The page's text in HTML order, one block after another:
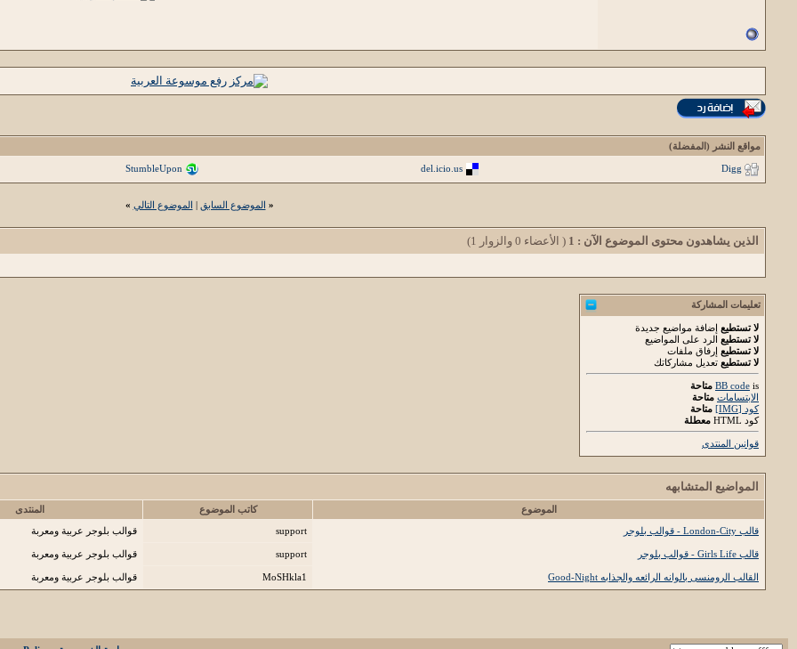
مواقع النشر (المفضلة)
Digg
del.icio.us
StumbleUpon
« الموضوع السابق | الموضوع التالي »
الذين يشاهدون محتوى الموضوع الآن : 1 ( الأعضاء 0 والزوار 1)
تعليمات المشاركة
لا تستطيع إضافة مواضيع جديدة
لا تستطيع الرد على المواضيع
لا تستطيع إرفاق ملفات
لا تستطيع تعديل مشاركاتك
BB code is
متاحة
الابتسامات متاحة
كود [IMG]
متاحة
كود HTML
معطلة
قوانين المنتدى
المواضيع المتشابهه
الموضوع كاتب الموضوع المنتدى
قالب London-City - قوالب بلوجر
support قوالب بلوجر عربية ومعربة
قالب Girls Life - قوالب بلوجر support قوالب بلوجر عربية ومعربة
القالب الرومنسى بالوانه الرائعه والجذابه Good-Night MoSHkla1 قوالب بلوجر عربية ومعربة